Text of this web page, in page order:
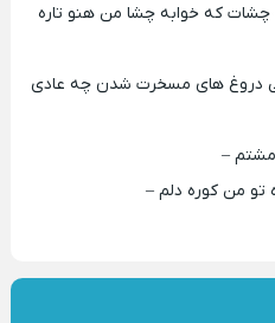
چشات که خوابه چشا من هنو تاره
دروغ‌ های مسخرت شدن چه عادی
مشتم –
تو من کوره دلم –